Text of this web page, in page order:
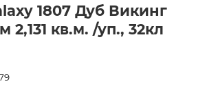
1807 Дуб Викинг
2,131 кв.м. /уп., 32кл